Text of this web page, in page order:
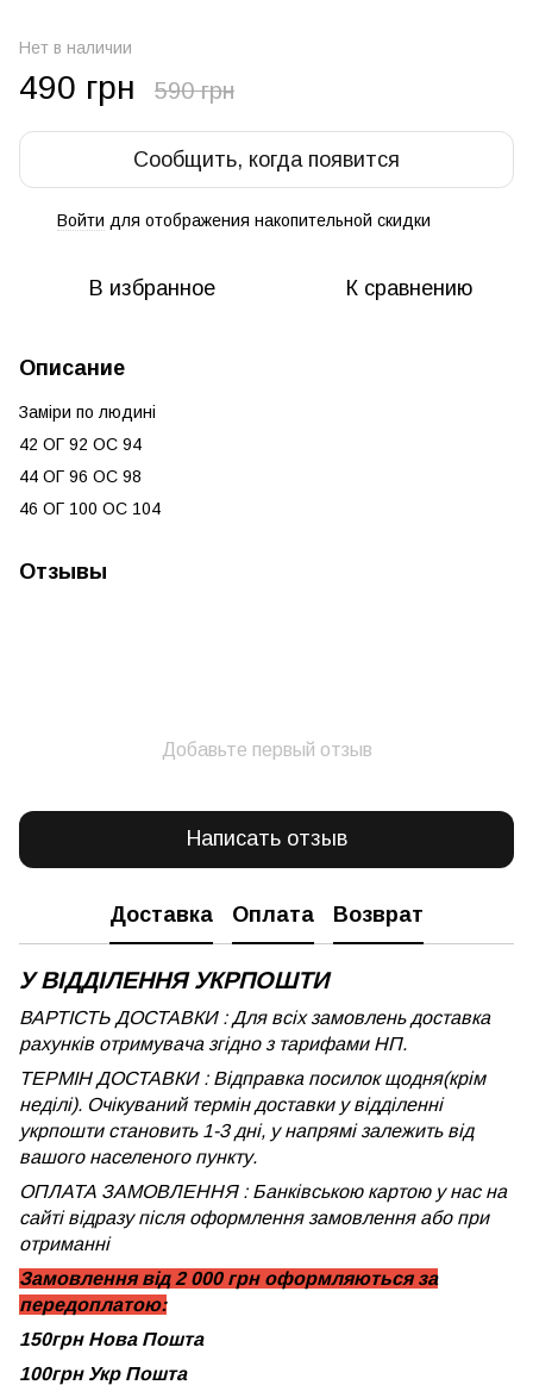
Нет в наличии
490 грн 590 грн
Сообщить, когда появится
Войти для отображения накопительной скидки
В избранное К сравнению
Описание
Заміри по людині
42 ОГ 92 ОС 94
44 ОГ 96 ОС 98
46 ОГ 100 ОС 104
Отзывы
Добавьте первый отзыв
Написать отзыв
Доставка Оплата Возврат
У ВІДДІЛЕННЯ УКРПОШТИ
ВАРТІСТЬ ДОСТАВКИ : Для всіх замовлень доставка
рахунків отримувача згідно з тарифами НП.
ТЕРМІН ДОСТАВКИ : Відправка посилок щодня(крім
неділі). Очікуваний термін доставки у відділенні
укрпошти становить 1-3 дні, у напрямі залежить від
вашого населеного пункту.
ОПЛАТА ЗАМОВЛЕННЯ : Банківською картою у нас на
сайті відразу після оформлення замовлення або при
отриманні
Замовлення від 2 000 грн оформляються за
передоплатою:
150грн Нова Пошта
100грн Укр Пошта